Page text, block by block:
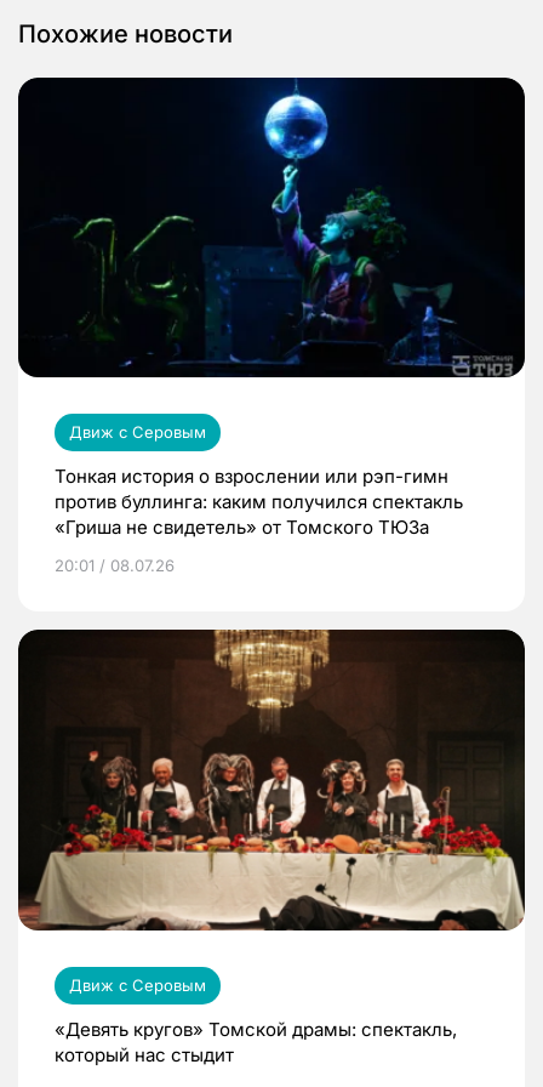
Похожие новости
Движ с Серовым
Тонкая история о взрослении или рэп-гимн
против буллинга: каким получился спектакль
«Гриша не свидетель» от Томского ТЮЗа
20:01 / 08.07.26
Движ с Серовым
«Девять кругов» Томской драмы: спектакль,
который нас стыдит